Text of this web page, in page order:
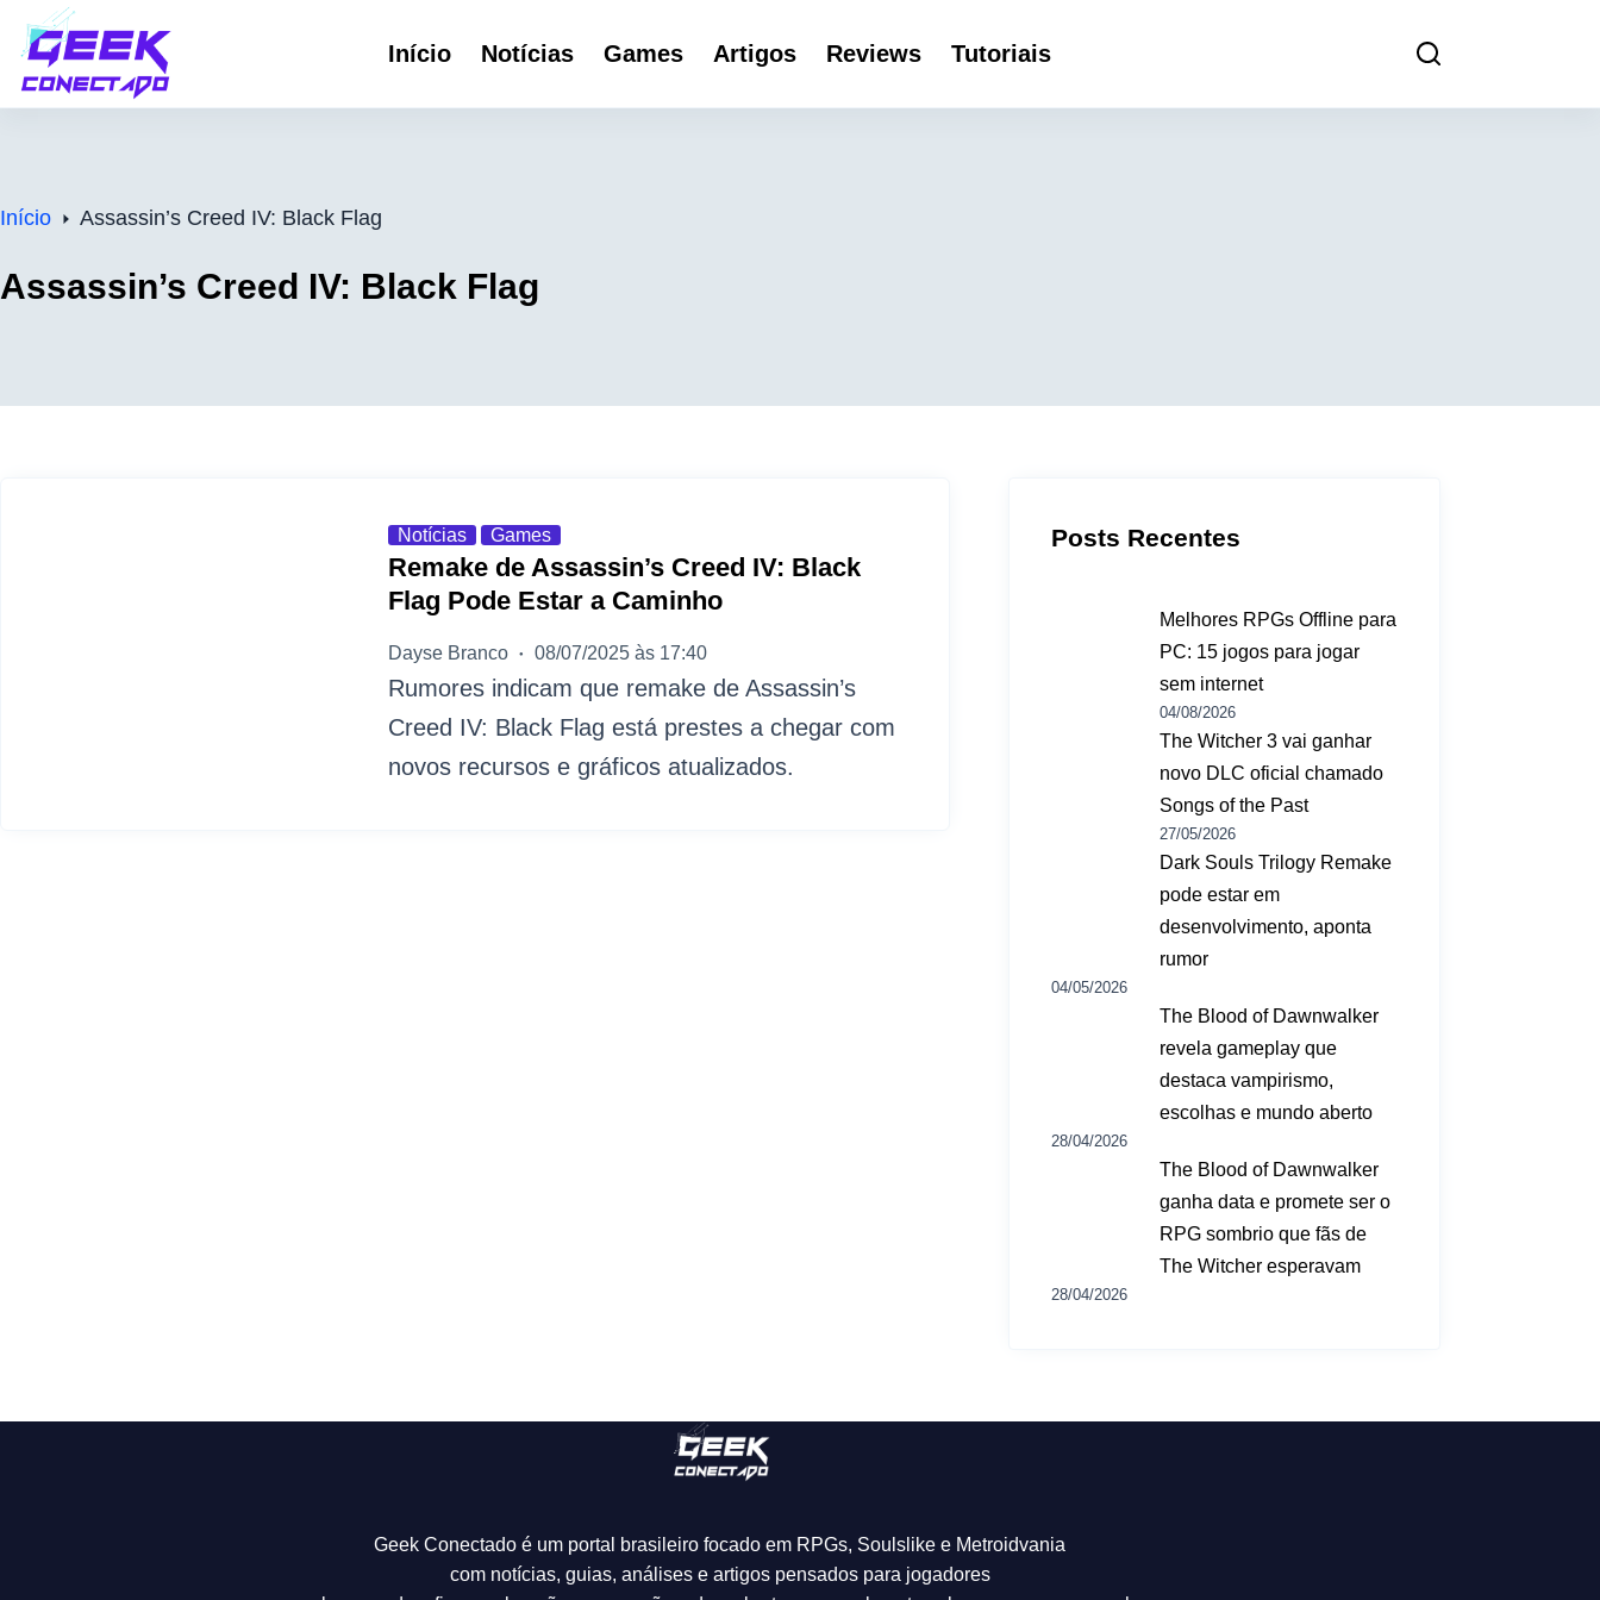
Pular
para
Início Notícias Games Artigos Reviews Tutoriais
Início Assassin’s Creed IV: Black Flag
Assassin’s Creed IV: Black Flag
Notícias Games
Remake de Assassin’s Creed IV: Black
Flag Pode Estar a Caminho
Dayse Branco 08/07/2025 às 17:40
Rumores indicam que remake de Assassin’s
Creed IV: Black Flag está prestes a chegar com
novos recursos e gráficos atualizados.
Posts Recentes
Melhores RPGs Offline para
PC: 15 jogos para jogar
sem internet
04/08/2026
The Witcher 3 vai ganhar
novo DLC oficial chamado
Songs of the Past
27/05/2026
Dark Souls Trilogy Remake
pode estar em
desenvolvimento, aponta
rumor
04/05/2026
The Blood of Dawnwalker
revela gameplay que
destaca vampirismo,
escolhas e mundo aberto
28/04/2026
The Blood of Dawnwalker
ganha data e promete ser o
RPG sombrio que fãs de
The Witcher esperavam
28/04/2026
Geek Conectado é um portal brasileiro focado em RPGs, Soulslike e Metroidvania
com notícias, guias, análises e artigos pensados para jogadores